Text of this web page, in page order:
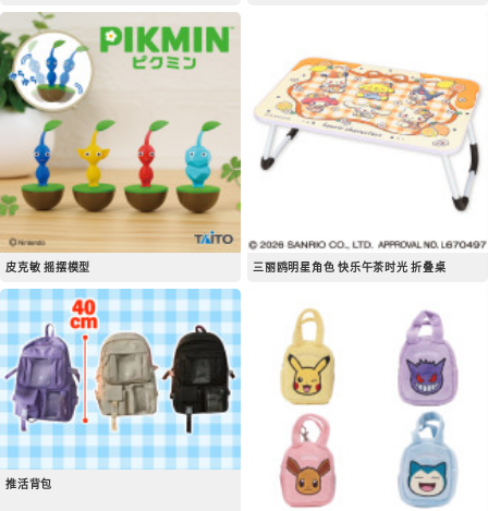
皮克敏 摇摆模型 三丽鸥明星角色 快乐午茶时光 折叠桌
推活背包